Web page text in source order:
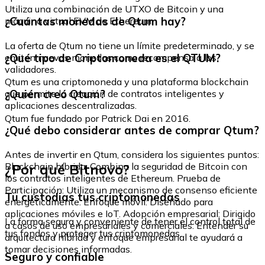
Utiliza una combinación de UTXO de Bitcoin y una
máquina virtual EVM de Ethereum.
¿Cuántas monedas de Qtum hay?
La oferta de Qtum no tiene un límite predeterminado, y se
emiten nuevas monedas como recompensa a los
validadores.
¿Qué tipo de Criptomoneda es el QTUM?
Qtum es una criptomoneda y una plataforma blockchain
que permite la creación de contratos inteligentes y
aplicaciones descentralizadas.
¿Quién creó Qtum?
Qtum fue fundado por Patrick Dai en 2016.
¿Qué debo considerar antes de comprar Qtum?
Antes de invertir en Qtum, considera los siguientes puntos:
Blockchain híbrida: Combina la seguridad de Bitcoin con
los contratos inteligentes de Ethereum. Prueba de
Participación: Utiliza un mecanismo de consenso eficiente
energéticamente. Enfoque móvil: Diseñado para
aplicaciones móviles e IoT. Adopción empresarial: Dirigido
a casos de uso empresariales y comerciales. Entender su
arquitectura híbrida y enfoque empresarial te ayudará a
tomar decisiones informadas.
¿Por qué Bitnovo?
Tu custodias tus criptomonedas
La forma segura y conveniente de tener el control total de
tus fondos y proteger tus criptomonedas.
Seguro y confiable